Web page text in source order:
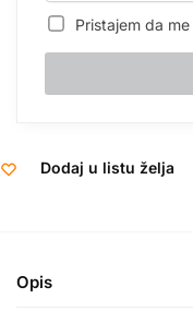
Pristajem da
Dodaj u listu želja
Opis